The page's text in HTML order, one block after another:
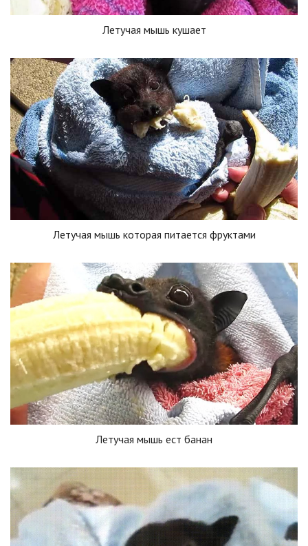
Летучая мышь кушает
Летучая мышь которая питается фруктами
Летучая мышь ест банан